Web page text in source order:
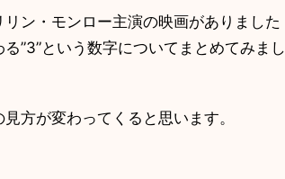
ン・モンロー主演の映画がありました
”3”という数字についてまとめてみまし
方が変わってくると思います。